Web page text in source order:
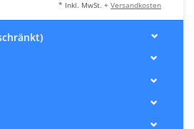
* Inkl. MwSt. + Versandkosten